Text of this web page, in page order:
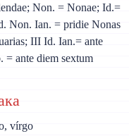
Non. = Nonae; Id.=
Non. Ian. = pridie Nonas
III Id. Ian.= ante
= ante diem sextum
vírgo